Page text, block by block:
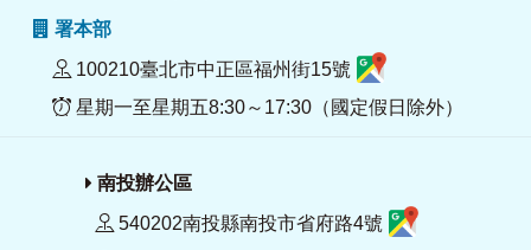
署本部
100210臺北市中正區福州街15號
星期一至星期五8:30～17:30（國定假日除外）
南投辦公區
540202南投縣南投市省府路4號